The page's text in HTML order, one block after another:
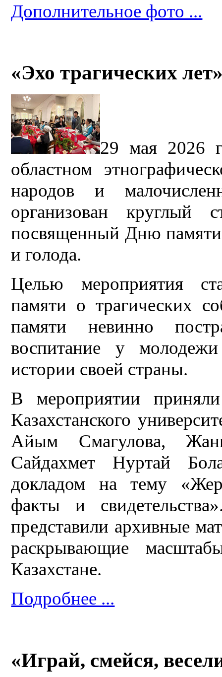
Дополнительное фото ...
«Эхо трагических
29 мая 2026
областном
народов и
организован круглый
посвященный Дню памяти
и голода.
Целью мероприятия
памяти о трагических
памяти невинно
воспитание у
истории своей страны.
В мероприятии
Казахстанского
Айым Смагулова,
Сайдахмет Нуртай
докладом на тему
факты и
представили архивные
раскрывающие
Казахстане.
Подробнее ...
«Играй, смейся,